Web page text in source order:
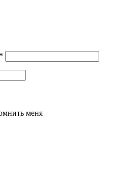
*
меня